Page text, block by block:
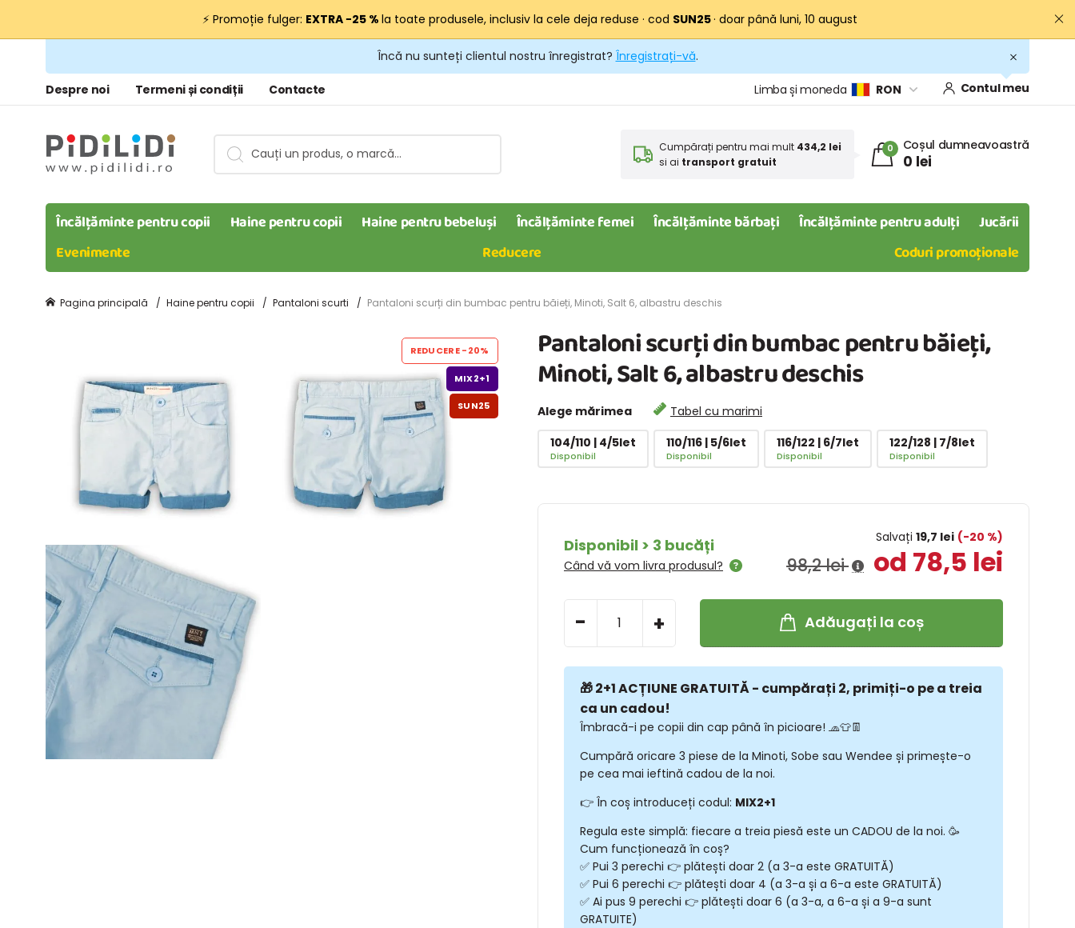
⚡ Promoție fulger: EXTRA −25 % la toate produsele, inclusiv la cele deja reduse · cod SUN25· doar până luni, 10 august
Încă nu sunteți clientul nostru înregistrat? Înregistrați-vă.
Despre noi Termeni și condiții Contacte Limba și moneda RON Contul meu
Cumpărați pentru mai mult 434,2 lei
si ai transport gratuit
0 Coșul dumneavoastră
0 lei
Încălțăminte pentru copii Haine pentru copii Haine pentru bebeluși Încălțăminte femei Încălțăminte bărbați Încălțăminte pentru adulți
Jucării
Evenimente
Reducere Coduri promoționale
Pagina principală Haine pentru copii Pantaloni scurti Pantaloni scurți din bumbac pentru băieți, Minoti, Salt 6, albastru deschis
Pantaloni scurți din bumbac pentru băieți,
Minoti, Salt 6, albastru deschis
Alege mărimea
Tabel cu marimi
104/110 | 4/5let
Disponibil
110/116 | 5/6let
Disponibil
116/122 | 6/7let
Disponibil
122/128 | 7/8let
Disponibil
Disponibil > 3 bucăți
Când vă vom livra produsul?
Salvați19,7 lei (-20 %)
98,2 lei od 78,5 lei
- + Adăugați la coș
🎁 2+1 ACȚIUNE GRATUITĂ - cumpărați 2, primiți-o pe a treia
ca un cadou!
Îmbracă-i pe copii din cap până în picioare! 🧢👕👖
Cumpără oricare 3 piese de la Minoti, Sobe sau Wendee și primește-o
pe cea mai ieftină cadou de la noi.
👉 În coș introduceți codul: MIX2+1
Regula este simplă: fiecare a treia piesă este un CADOU de la noi. 🥳
Cum funcționează în coș?
✅ Pui 3 perechi 👉 plătești doar 2 (a 3-a este GRATUITĂ)
✅ Pui 6 perechi 👉 plătești doar 4 (a 3-a și a 6-a este GRATUITĂ)
✅ Ai pus 9 perechi 👉 plătești doar 6 (a 3-a, a 6-a și a 9-a sunt
GRATUITE)
REDUCERE-20%
MIX2+1
SUN25